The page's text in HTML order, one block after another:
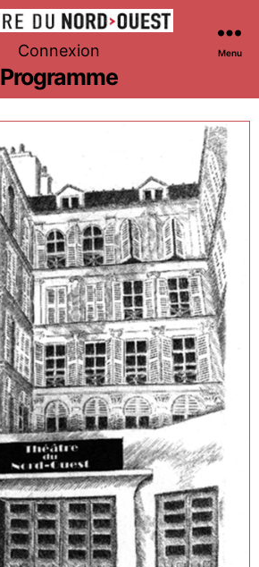
Théâtre
du
Nord-
Ouest
Connexion Menu
Programme